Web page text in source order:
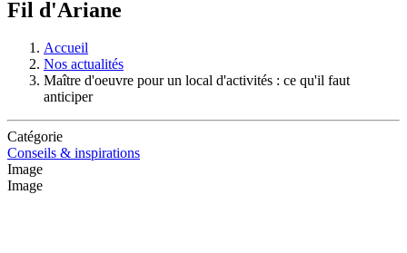
Fil d'Ariane
Accueil
Nos actualités
Maître d'oeuvre pour un local d'activités : ce qu'il faut
anticiper
Catégorie
Conseils & inspirations
Image
Image